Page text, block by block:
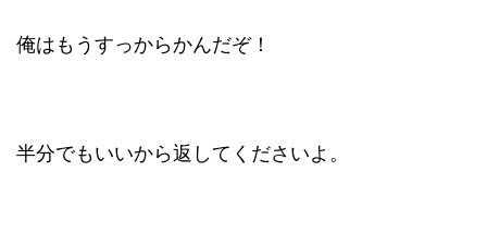
俺はもうすっからかんだぞ！
半分でもいいから返してくださいよ。